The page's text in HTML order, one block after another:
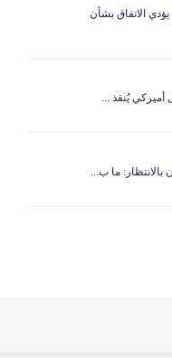
الاتفاق بشأن
أميركي يُنقذ ...
بالانتظار: ما ب...